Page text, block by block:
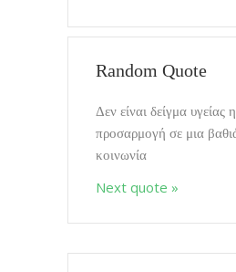
Random Quote
Δεν είναι δείγμα υγείας
προσαρμογή σε μια
κοινωνία
Next quote »
Τελευταία ημερολόγια
Mixin